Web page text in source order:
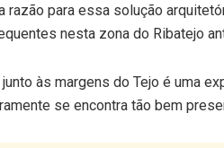
razão para essa solução
nesta zona do Ribatejo
às margens do Tejo é uma
se encontra tão bem